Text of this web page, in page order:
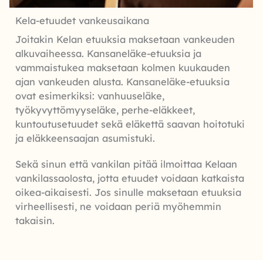
Kela-etuudet vankeusaikana
Joitakin Kelan etuuksia maksetaan vankeuden
alkuvaiheessa. Kansaneläke-etuuksia ja
vammaistukea maksetaan kolmen kuukauden
ajan vankeuden alusta. Kansaneläke-etuuksia
ovat esimerkiksi: vanhuuseläke,
työkyvyttömyyseläke, perhe-eläkkeet,
kuntoutusetuudet sekä eläkettä saavan hoitotuki
ja eläkkeensaajan asumistuki.
Sekä sinun että vankilan pitää ilmoittaa Kelaan
vankilassaolosta, jotta etuudet voidaan katkaista
oikea-aikaisesti. Jos sinulle maksetaan etuuksia
virheellisesti, ne voidaan periä myöhemmin
takaisin.